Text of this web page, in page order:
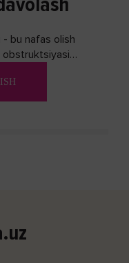
bu nafas olish
obstruktsiyasi